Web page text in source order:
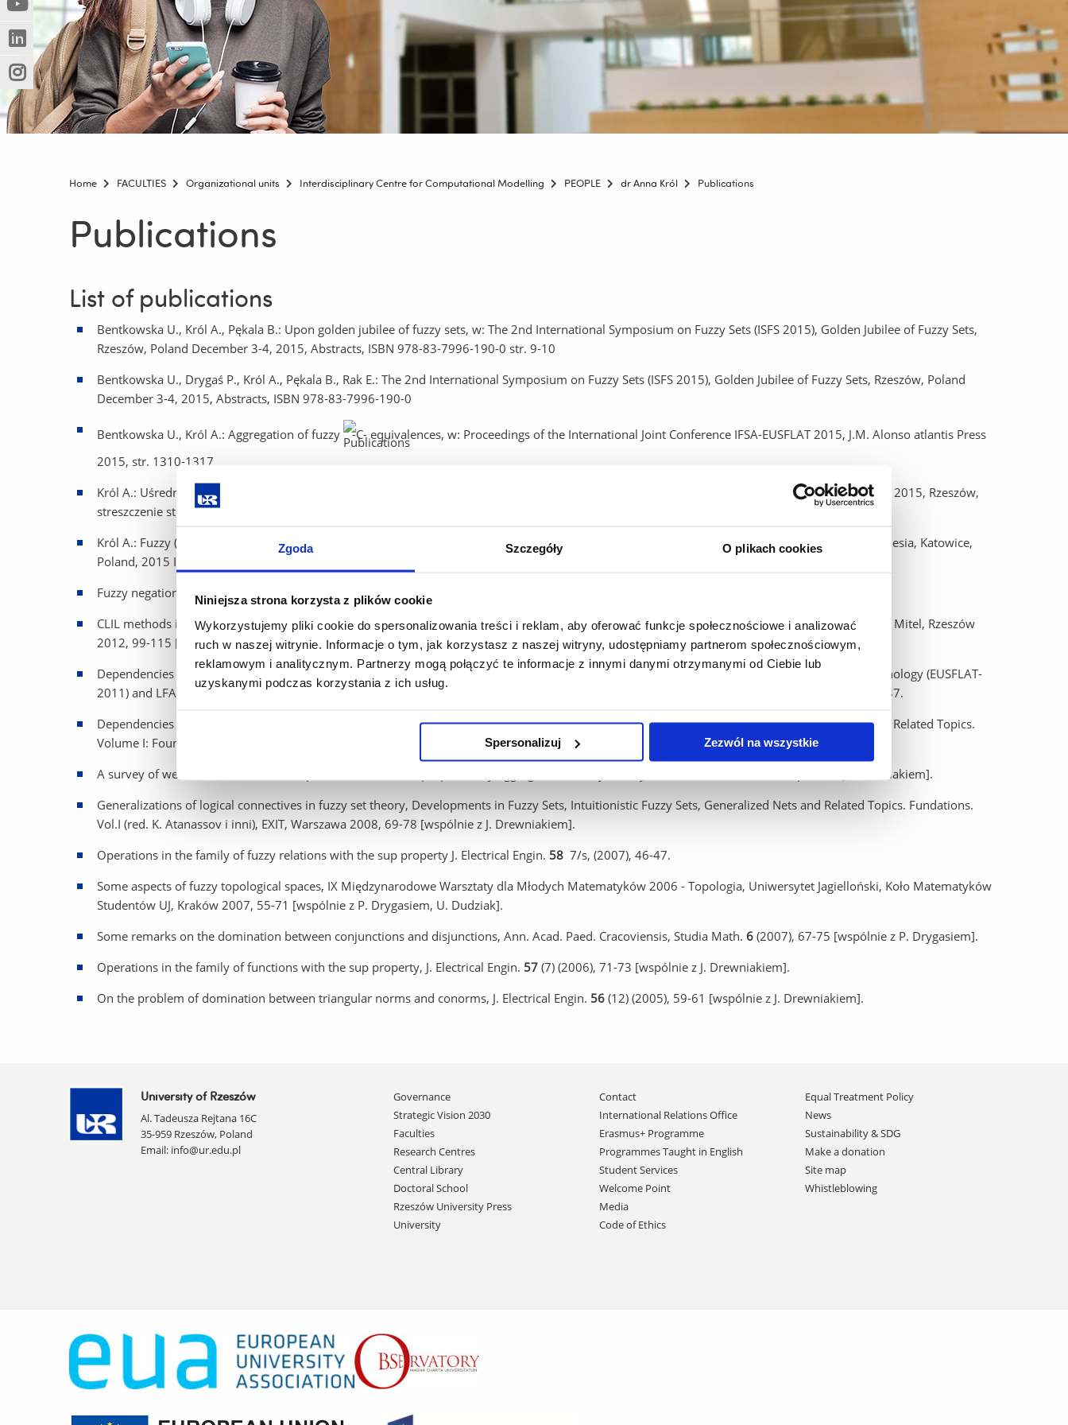
Zgoda Szczegóły O plikach cookies
Niniejsza strona korzysta z plików cookie
Wykorzystujemy pliki cookie do spersonalizowania treści i reklam, aby oferować funkcje społecznościowe i analizować
ruch w naszej witrynie. Informacje o tym, jak korzystasz z naszej witryny, udostępniamy partnerom społecznościowym,
reklamowym i analitycznym. Partnerzy mogą połączyć te informacje z innymi danymi otrzymanymi od Ciebie lub
uzyskanymi podczas korzystania z ich usług.
Spersonalizuj Zezwól na wszystkie
innej
strony)
(Nowe
okno)
(Link
do
innej
strony)
(Nowe
okno)
(Link
do
innej
strony)
(Nowe
okno)
(Link
do
innej
strony)
Home FACULTIES Organizational units Interdisciplinary Centre for Computational Modelling PEOPLE dr Anna Król Publications
Publications
List of publications
Bentkowska U., Król A., Pękala B.: Upon golden jubilee of fuzzy sets, w: The 2nd International Symposium on Fuzzy Sets (ISFS 2015), Golden Jubilee of Fuzzy Sets,
Rzeszów, Poland December 3-4, 2015, Abstracts, ISBN 978-83-7996-190-0 str. 9-10
Bentkowska U., Drygaś P., Król A., Pękala B., Rak E.: The 2nd International Symposium on Fuzzy Sets (ISFS 2015), Golden Jubilee of Fuzzy Sets, Rzeszów, Poland
December 3-4, 2015, Abstracts, ISBN 978-83-7996-190-0
Bentkowska U., Król A.: Aggregation of fuzzy
-C- equivalences, w: Proceedings of the International Joint Conference IFSA-EUSFLAT 2015, J.M. Alonso atlantis Press
2015, str. 1310-1317
Król A.: Uśrednienie pewnych równoważności rozmytych, I Konferencja Matematyczno-Informatyczna „Congressio Mathematica”, 23-25 września 2015, Rzeszów,
streszczenie str. 40
Król A.: Fuzzy (C,I)-equivalences, w: : Proceedings of the 8th International Summer School on Aggregation Operators (AGOP 2015) University of Silesia, Katowice,
Poland, 2015 ISBN:978-83-8012-519-3, 157-161
Fuzzy negation and other weak fuzzy connectives, Communications in Computer and Information Science 298 (2012), 355–364.
CLIL methods in mathematics at university level, w: Didactics at higher institutions– efficiency of new methods of education, A. Pierścieniak (red.), Mitel, Rzeszów
2012, 99-115 [wspólnie z U. Dudziak].
Dependencies between fuzzy conjunctions and implications, Proceedings of the 7th conference of the European Society for Fuzzy Logic and Technology (EUSFLAT-
2011) and LFA-2011, (Galichet, Sylvie, Montero, Javier, Mauris, Gilles, eds.), Advances in Intelligent Systems Research, Atlantis Press 2011, 230-237.
Dependencies between fuzzy negation, disjunction and implication, Recent Advances in Fuzzy Sets, Intuitionistic Fuzzy Sets, Generalized Nets and Related Topics.
Volume I: Foundations (K. T. Atanassov et al eds.), IBS PAN – SRI PAS, Warszawa 2011, 113-121.
A survey of weak connectives and the preservation of their properties by aggregations, Fuzzy Sets Syst. 161 (2010), 202-215 [wspólnie z J. Drewniakiem].
Generalizations of logical connectives in fuzzy set theory, Developments in Fuzzy Sets, Intuitionistic Fuzzy Sets, Generalized Nets and Related Topics. Fundations.
Vol.I (red. K. Atanassov i inni), EXIT, Warszawa 2008, 69-78 [wspólnie z J. Drewniakiem].
Operations in the family of fuzzy relations with the sup property J. Electrical Engin. 58 7/s, (2007), 46-47.
Some aspects of fuzzy topological spaces, IX Międzynarodowe Warsztaty dla Młodych Matematyków 2006 - Topologia, Uniwersytet Jagielloński, Koło Matematyków
Studentów UJ, Kraków 2007, 55-71 [wspólnie z P. Drygasiem, U. Dudziak].
Some remarks on the domination between conjunctions and disjunctions, Ann. Acad. Paed. Cracoviensis, Studia Math. 6 (2007), 67-75 [wspólnie z P. Drygasiem].
Operations in the family of functions with the sup property, J. Electrical Engin. 57 (7) (2006), 71-73 [wspólnie z J. Drewniakiem].
On the problem of domination between triangular norms and conorms, J. Electrical Engin. 56 (12) (2005), 59-61 [wspólnie z J. Drewniakiem].
University of Rzeszów
Al. Tadeusza Rejtana 16C
35-959 Rzeszów, Poland
Email: info@ur.edu.pl
Skip
navigation
Governance
Strategic Vision 2030
Faculties
Research Centres
Central Library
Doctoral School
Rzeszów University Press
University
Contact
International Relations Office
Erasmus+ Programme
Programmes Taught in English
Student Services
Welcome Point
Media
Code of Ethics
Equal Treatment Policy
News
Sustainability & SDG
Make a donation
Site map
Whistleblowing